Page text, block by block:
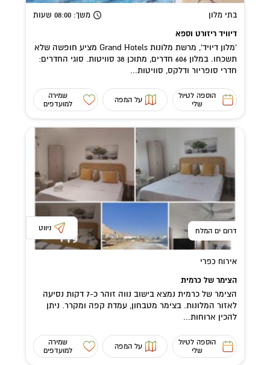
בתי מלון משך: 08:00 שעות
דיוויד ריזורט וספא
'מלון דיויד', מרשת מלונות Grand Hotels מציע חופשה שלא
תשכחו. במלון 606 חדרים, מתוכן 38 סוויטות. סוגי החדרים:
חדרי סופריור ודלקס, סוויטות...
הוספה לטיול
שלי
על המפה
שמירה
למועדפים
דרום ים המלח ניווט
אירוח כפרי
הצימר של כרמית
הצימר של כרמית נמצא בישוב נווה זוהר כ-7 דקות נסיעה
לאזור המלונות. בצימר מטבחון, עמדת קפה ומקרר. ניתן
להכין ארוחות...
הוספה לטיול
שלי
על המפה
שמירה
למועדפים